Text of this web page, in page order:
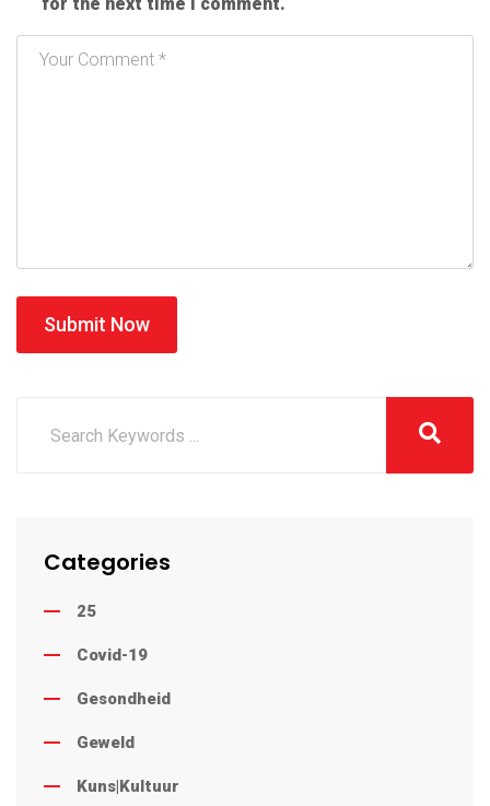
Submit Now
Categories
25
Covid-19
Gesondheid
Geweld
Kuns|Kultuur